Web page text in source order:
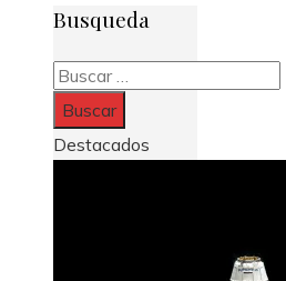
Busqueda
Buscar:
Destacados